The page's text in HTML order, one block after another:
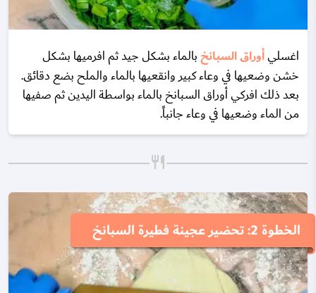
اغسليأوراق السبانخبالماء بشكل جيد ثم افرميها بشكل
خشن وضعيها في وعاء كبير وانقعيها بالماء والملح بضع دقائق.
بعد ذلك افركي أوراق السبانخ بالماء بواسطة اليدين ثم صفيها
من الماء وضعيها في وعاء جانباً.
الخطوة 2: تحضير عجينة فطيرة السبانخ